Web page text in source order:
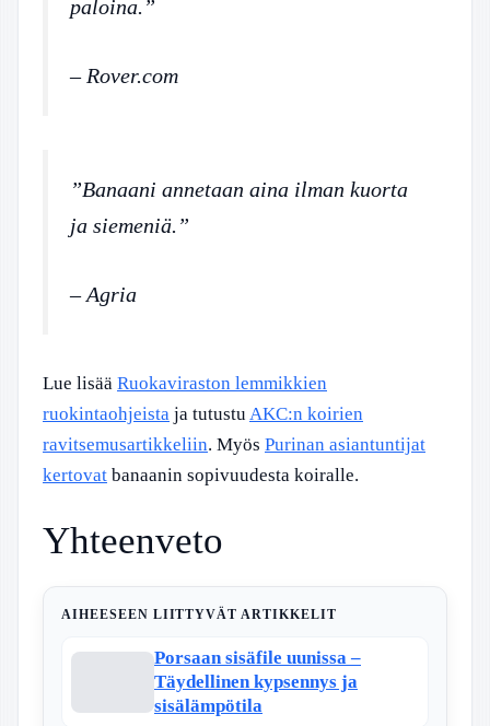
paloina.”
– Rover.com
”Banaani annetaan aina ilman kuorta
ja siemeniä.”
– Agria
Lue lisää Ruokaviraston lemmikkien
ruokintaohjeista ja tutustu AKC:n koirien
ravitsemusartikkeliin. Myös Purinan asiantuntijat
kertovat banaanin sopivuudesta koiralle.
Yhteenveto
AIHEESEEN LIITTYVÄT ARTIKKELIT
Porsaan sisäfile uunissa –
Täydellinen kypsennys ja
sisälämpötila